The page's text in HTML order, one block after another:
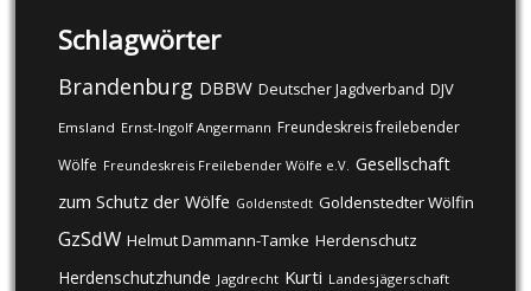
Schlagwörter
Brandenburg DBBW Deutscher Jagdverband DJV
Emsland Ernst-Ingolf Angermann Freundeskreis freilebender
Wölfe Freundeskreis Freilebender Wölfe e.V. Gesellschaft
zum Schutz der Wölfe Goldenstedt Goldenstedter Wölfin
GzSdW Helmut Dammann-Tamke Herdenschutz
Herdenschutzhunde Jagdrecht Kurti Landesjägerschaft